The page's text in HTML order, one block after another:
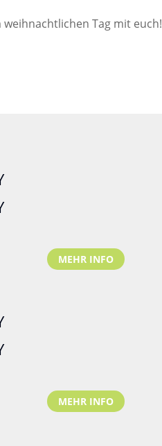
Tag mit euch!
MEHR INFO
MEHR INFO